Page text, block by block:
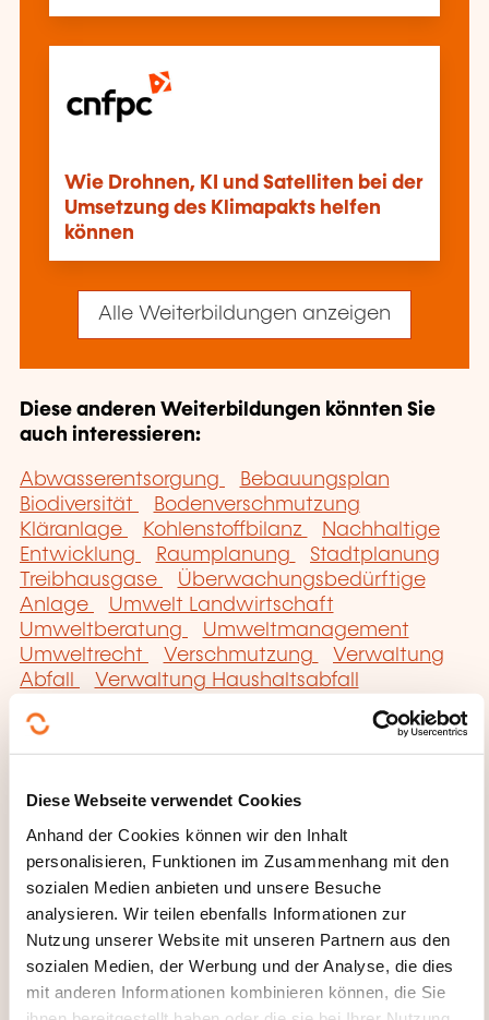
Diese Webseite verwendet Cookies
Anhand der Cookies können wir den Inhalt
personalisieren, Funktionen im Zusammenhang mit den
sozialen Medien anbieten und unsere Besuche
analysieren. Wir teilen ebenfalls Informationen zur
Nutzung unserer Website mit unseren Partnern aus den
sozialen Medien, der Werbung und der Analyse, die dies
mit anderen Informationen kombinieren können, die Sie
Wie Drohnen, KI und Satelliten bei der
Umsetzung des Klimapakts helfen
können
Alle Weiterbildungen anzeigen
Diese anderen Weiterbildungen könnten Sie
auch interessieren:
Abwasserentsorgung
Bebauungsplan
Biodiversität
Bodenverschmutzung
Kläranlage
Kohlenstoffbilanz
Nachhaltige
Entwicklung
Raumplanung
Stadtplanung
Treibhausgase
Überwachungsbedürftige
Anlage
Umwelt Landwirtschaft
Umweltberatung
Umweltmanagement
Umweltrecht
Verschmutzung
Verwaltung
Abfall
Verwaltung Haushaltsabfall
Wasseraufbereitung
Wasserressourcenmanagement
Hier klicken, um zur
Seite der
Weiterbildungskate